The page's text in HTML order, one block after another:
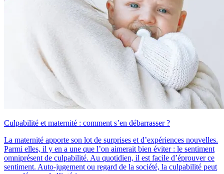
Culpabilité et maternité : comment s’en débarrasser ?
La maternité apporte son lot de surprises et d’expériences nouvelles.
Parmi elles, il y en a une que l’on aimerait bien éviter : le sentiment
omniprésent de culpabilité. Au quotidien, il est facile d’éprouver ce
sentiment. Auto-jugement ou regard de la société, la culpabilité peut